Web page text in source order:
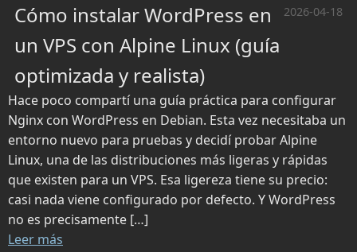
Cómo instalar WordPress en
un VPS con Alpine Linux (guía
optimizada y realista)
2026-04-18
Hace poco compartí una guía práctica para configurar
Nginx con WordPress en Debian. Esta vez necesitaba un
entorno nuevo para pruebas y decidí probar Alpine
Linux, una de las distribuciones más ligeras y rápidas
que existen para un VPS. Esa ligereza tiene su precio:
casi nada viene configurado por defecto. Y WordPress
no es precisamente […]
Leer más